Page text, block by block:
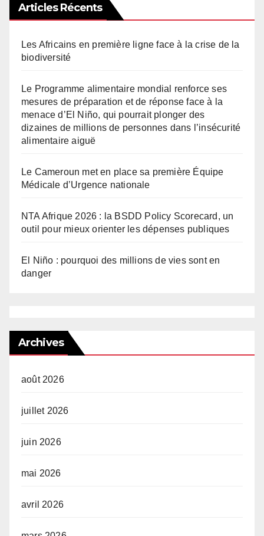
Articles Récents
Les Africains en première ligne face à la crise de la
biodiversité
Le Programme alimentaire mondial renforce ses
mesures de préparation et de réponse face à la
menace d’El Niño, qui pourrait plonger des
dizaines de millions de personnes dans l’insécurité
alimentaire aiguë
Le Cameroun met en place sa première Équipe
Médicale d’Urgence nationale
NTA Afrique 2026 : la BSDD Policy Scorecard, un
outil pour mieux orienter les dépenses publiques
El Niño : pourquoi des millions de vies sont en
danger
Archives
août 2026
juillet 2026
juin 2026
mai 2026
avril 2026